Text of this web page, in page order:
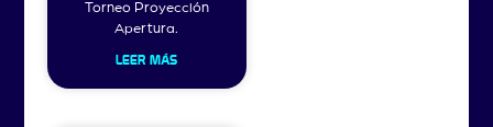
Torneo Proyección
Apertura.
LEER MÁS